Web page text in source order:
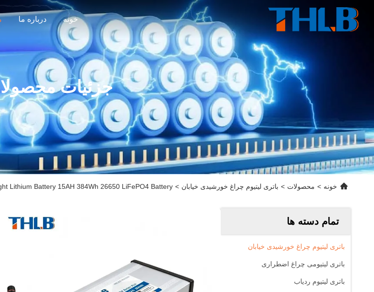
خونه درباره ما
جزئیات
خونه > محصولات > باتری لیتیوم چراغ خورشیدی خیابان >
Lithium Battery 15AH 384Wh 26650 LiFePO4 Battery
تمام دسته ها
باتری لیتیوم چراغ خورشیدی خیابان
باتری لیتیومی چراغ اضطراری
باتری لیتیوم ردیاب